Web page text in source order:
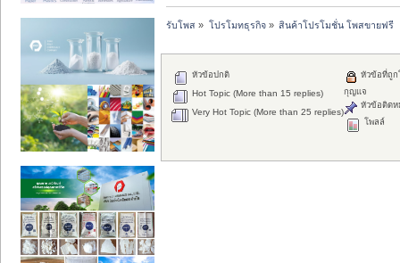
รับโพส » โปรโมทธุรกิจ» สินค้าโปรโมชั่น โพสขายฟรี
หัวข้อปกติ
Hot Topic (More than 15 replies)
Very Hot Topic (More than 25 replies)
หัวข้อที่ถูก
กุญแจ
หัวข้อติดห
โพลล์